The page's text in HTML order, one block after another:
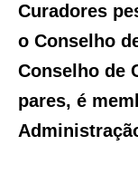
Curadores
o Conselho
Conselho de
pares, é